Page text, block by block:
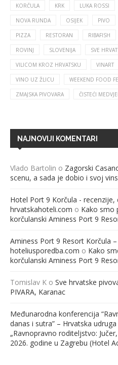
KORČULA KRK LUKA ROSSI
NOVA RUNDA OSIJEK PIVO
PIZZA RESTORAN RIBAFISH
ROVINJ SLOVENIJA SVE
VILICOM KROZ HRVATSKU VINART
VINO UZ ŽLICU WEEKEND FOOD
ZMAJSKA PIVOVARA ČISTEĆI
NAJNOVIJI KOMENTARI
Vlado Bartolin o Zagorski
scenu, a sada je dobio i svoj
Hotel Port 9 Korčula -
hrvatskahoteli.com o Kako smo
korčulanski Aminess Port 9
Aminess Port 9 Resort Korčula
hoteliusporedba.com o Kako
korčulanski Aminess Port 9
Tomislav K o Sve hrvatske
PIVARA, Karanac
Međunarodna konferencija
danas i sutra” – Hrvatska
„Ravnopravno roditeljstvo:
2026. godine u Zagrebu (Hotel